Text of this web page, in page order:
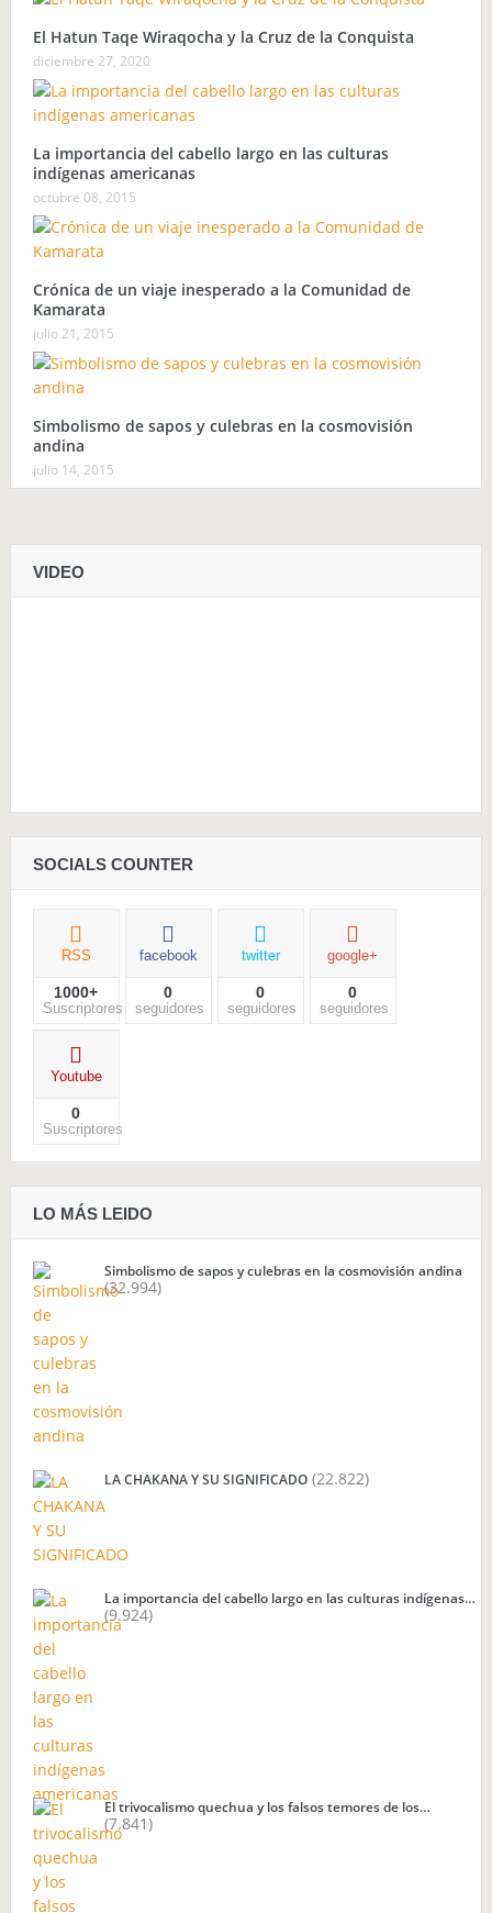
El Hatun Taqe Wiraqocha y la Cruz de la Conquista
diciembre 27, 2020
La importancia del cabello largo en las culturas
indígenas americanas
octubre 08, 2015
Crónica de un viaje inesperado a la Comunidad de
Kamarata
julio 21, 2015
Simbolismo de sapos y culebras en la cosmovisión
andina
julio 14, 2015
VIDEO
SOCIALS COUNTER
RSS
1000+
Suscriptores
facebook
0
seguidores
twitter
0
seguidores
google+
0
seguidores
Youtube
0
Suscriptores
LO MÁS LEIDO
Simbolismo de sapos y culebras en la cosmovisión andina
(32.994)
LA CHAKANA Y SU SIGNIFICADO (22.822)
La importancia del cabello largo en las culturas indígenas…
(9.924)
El trivocalismo quechua y los falsos temores de los…
(7.841)